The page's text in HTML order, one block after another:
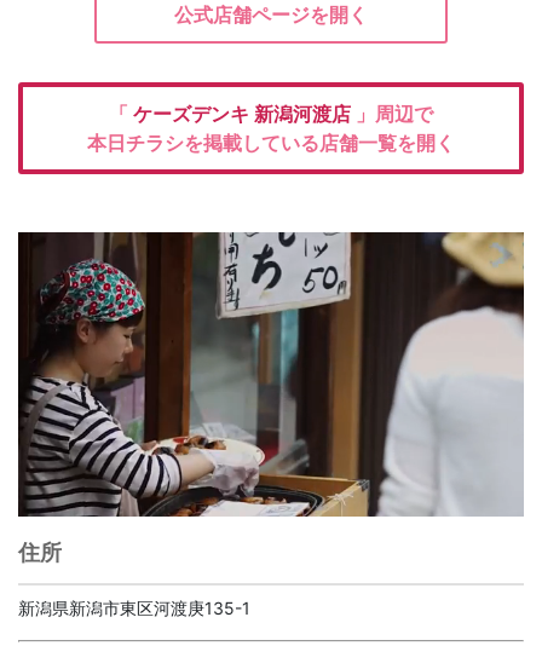
公式店舗ページを開く
「 ケーズデンキ 新潟河渡店 」周辺で
本日チラシを掲載している店舗一覧を開く
住所
新潟県新潟市東区河渡庚135-1